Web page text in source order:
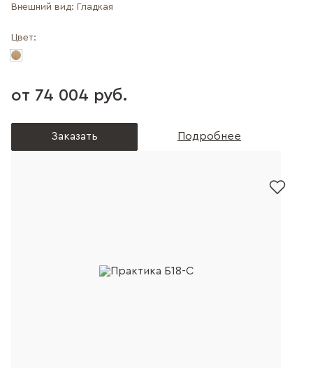
Внешний вид: Гладкая
Цвет:
от 74 004 руб.
Заказать Подробнее